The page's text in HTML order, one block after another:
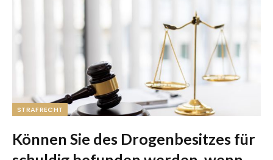
STRAFRECHT
Können Sie des Drogenbesitzes für